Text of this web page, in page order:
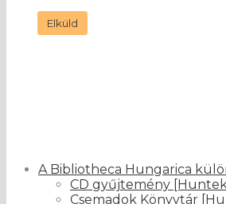
A Bibliotheca Hungarica
CD gyűjtemény
Csemadok Könyvtár